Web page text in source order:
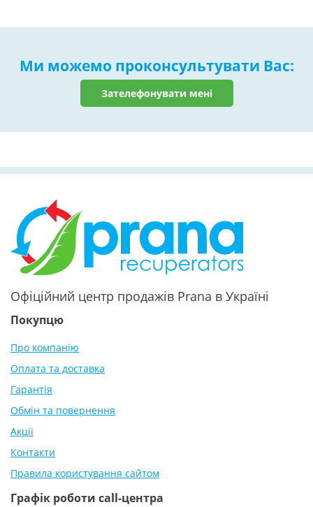
Ми можемо проконсультувати Вас:
Зателефонувати мені
Офіційний центр продажів Prana в Україні
Покупцю
Про компанію
Оплата та доставка
Гарантія
Обмін та повернення
Акції
Контакти
Правила користування сайтом
Графік роботи call-центра